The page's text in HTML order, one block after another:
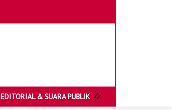
EDITORIAL & SUARA PUBLIK